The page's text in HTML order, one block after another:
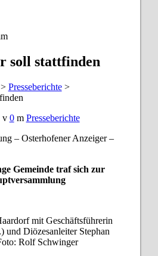
soll stattfinden
Presseberichte>
0
Presseberichte
– Osterhofener Anzeiger –
Gemeinde traf sich zur
mit Geschäftsführerin
und Diözesanleiter Stephan
Rolf Schwinger